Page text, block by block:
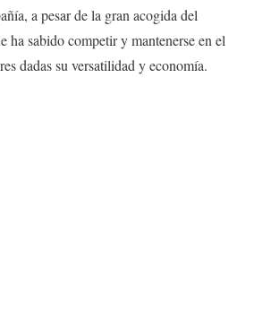
a pesar de la gran acogida del
sabido competir y mantenerse en el
dadas su versatilidad y economía.